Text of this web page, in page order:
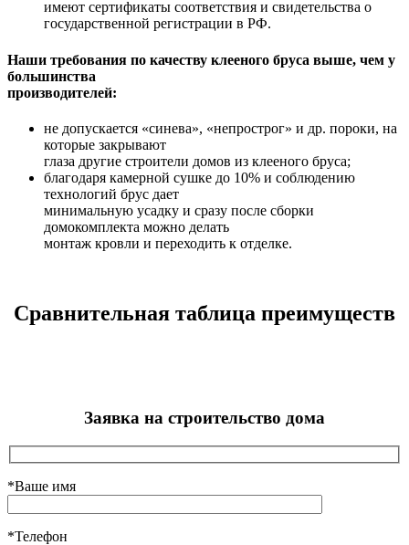
имеют сертификаты соответствия и свидетельства о
государственной регистрации в РФ.
Наши требования по качеству клееного бруса выше, чем у
большинства
производителей:
не допускается «синева», «непрострог» и др. пороки, на
которые закрывают
глаза другие строители домов из клееного бруса;
благодаря камерной сушке до 10% и соблюдению
технологий брус дает
минимальную усадку и сразу после сборки
домокомплекта можно делать
монтаж кровли и переходить к отделке.
Сравнительная таблица преимуществ
Заявка на строительство дома
*Ваше имя
*Телефон